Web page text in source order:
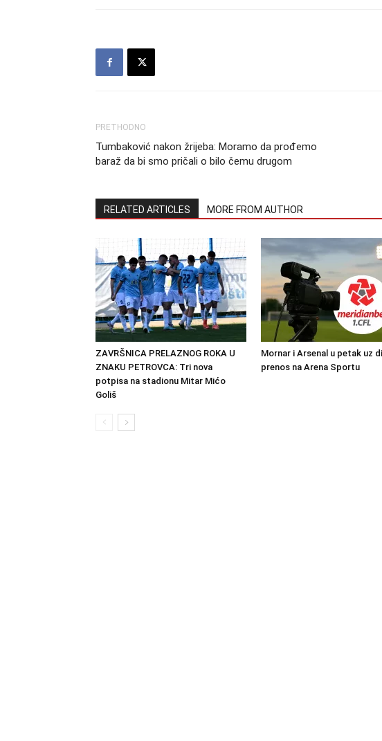
PRETHODNO
Tumbaković nakon žrijeba: Moramo da prođemo
baraž da bi smo pričali o bilo čemu drugom
RELATED ARTICLES MORE FROM AUTHOR
ZAVRŠNICA PRELAZNOG ROKA U
ZNAKU PETROVCA: Tri nova
potpisa na stadionu Mitar Mićo
Goliš
Mornar i Arsenal u petak uz
prenos na Arena Sportu